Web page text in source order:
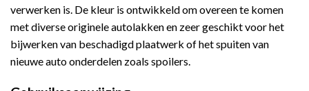
verwerken is. De kleur is ontwikkeld om overeen te komen
met diverse originele autolakken en zeer geschikt voor het
bijwerken van beschadigd plaatwerk of het spuiten van
nieuwe auto onderdelen zoals spoilers.